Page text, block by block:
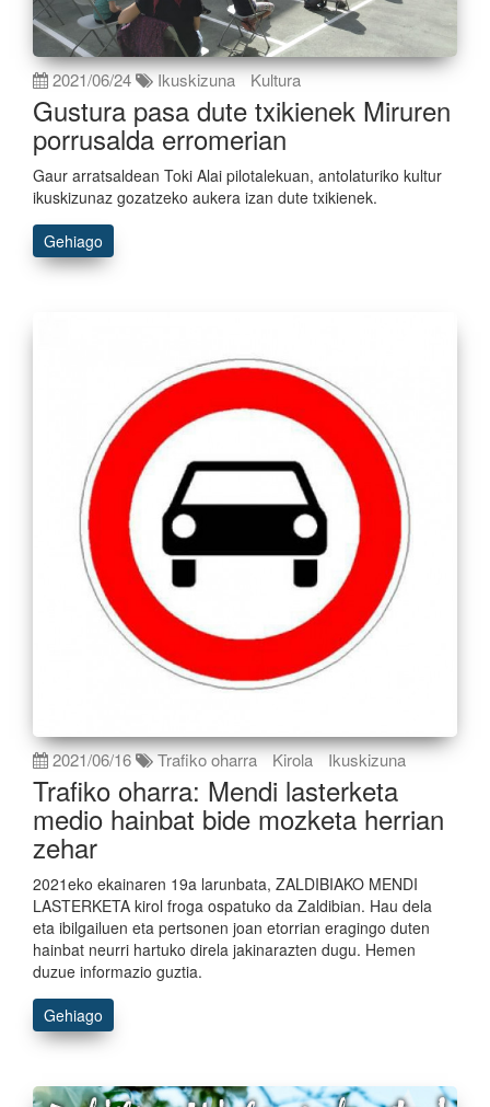
2021/06/24 Ikuskizuna Kultura
Gustura pasa dute txikienek Miruren
porrusalda erromerian
Gaur arratsaldean Toki Alai pilotalekuan, antolaturiko kultur
ikuskizunaz gozatzeko aukera izan dute txikienek.
Gehiago
2021/06/16 Trafiko oharra Kirola Ikuskizuna
Trafiko oharra: Mendi lasterketa
medio hainbat bide mozketa herrian
zehar
2021eko ekainaren 19a larunbata, ZALDIBIAKO MENDI
LASTERKETA kirol froga ospatuko da Zaldibian. Hau dela
eta ibilgailuen eta pertsonen joan etorrian eragingo duten
hainbat neurri hartuko direla jakinarazten dugu. Hemen
duzue informazio guztia.
Gehiago